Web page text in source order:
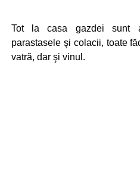
Tot la casa gazdei sunt
parastasele şi colacii, toate
vatră, dar şi vinul.